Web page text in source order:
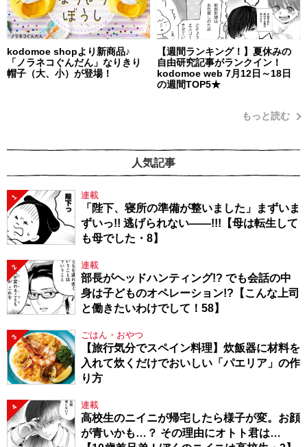
kodomoe shopより新商品♪
「ノラネコぐんだん」なりきり
帽子（大、小）が登場！
【週間ランキング！】夏休みの
自由研究記事がランクイン！
kodomoe web 7月12日～18日
の週間TOP5★
もっと読む
人気記事
1 連載
「陛下、寝所の準備が整いました」まずいま
ずいっ!! 逃げられない――!!!【母は転生して
も母でした・8】
2 連載
部長がヘッドハンティング!? でも会話の中
身は子どものオペレーション!?【こんな上司
と働きたいわけでして！58】
3 ごはん・おやつ
【旅行気分でスペイン料理】炊飯器に材料を
入れて炊くだけでおいしい「パエリア」の作
り方
4 連載
高校生のニイニが帰宅したら様子が変。お顔
が青いかも…？ その理由にオトト君は…